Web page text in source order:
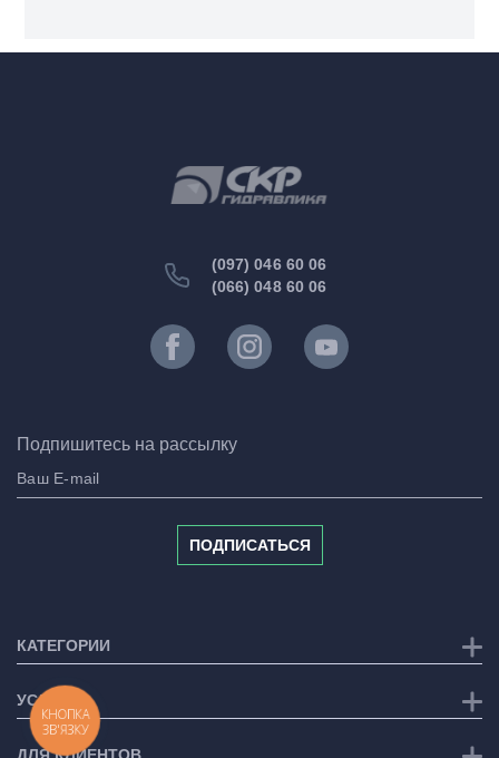
(097) 046 60 06
(066) 048 60 06
Подпишитесь на рассылку
ПОДПИСАТЬСЯ
КАТЕГОРИИ
УСЛУГИ
КНОПКА
ЗВ'ЯЗКУ